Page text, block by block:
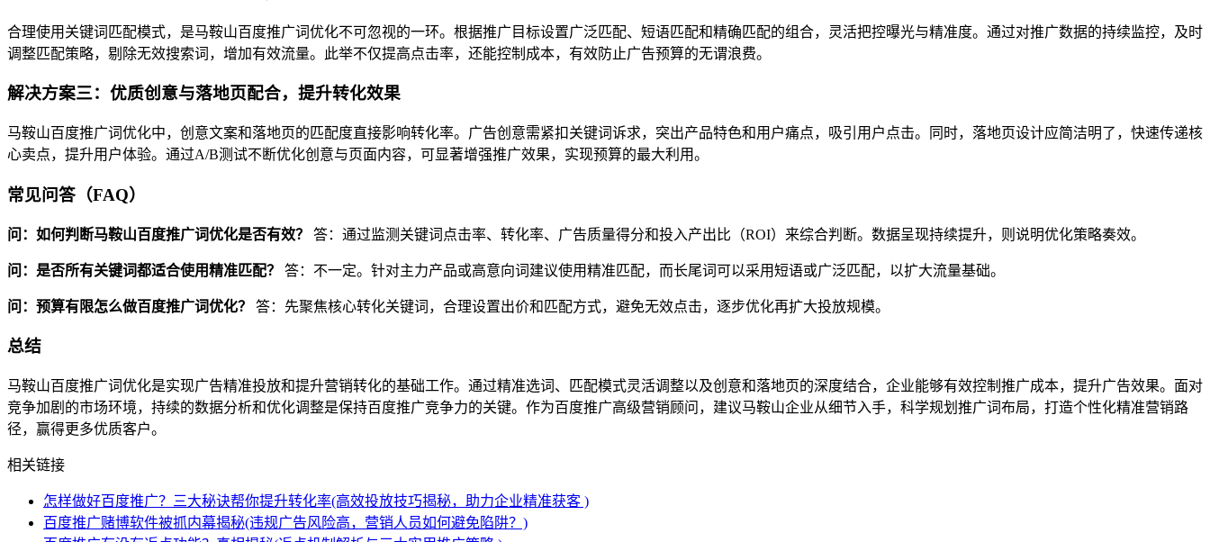
合理使用关键词匹配模式，是马鞍山百度推广词优化不可忽视的一环。根据推广目标设置广泛匹配、短语匹配和精确匹配的组合，灵活把控曝光与精准度。通过对推广数据的持续监控，及时
调整匹配策略，剔除无效搜索词，增加有效流量。此举不仅提高点击率，还能控制成本，有效防止广告预算的无谓浪费。
解决方案三：优质创意与落地页配合，提升转化效果
马鞍山百度推广词优化中，创意文案和落地页的匹配度直接影响转化率。广告创意需紧扣关键词诉求，突出产品特色和用户痛点，吸引用户点击。同时，落地页设计应简洁明了，快速传递核
心卖点，提升用户体验。通过A/B测试不断优化创意与页面内容，可显著增强推广效果，实现预算的最大利用。
常见问答（FAQ）
问：如何判断马鞍山百度推广词优化是否有效？ 答：通过监测关键词点击率、转化率、广告质量得分和投入产出比（ROI）来综合判断。数据呈现持续提升，则说明优化策略奏效。
问：是否所有关键词都适合使用精准匹配？ 答：不一定。针对主力产品或高意向词建议使用精准匹配，而长尾词可以采用短语或广泛匹配，以扩大流量基础。
问：预算有限怎么做百度推广词优化？ 答：先聚焦核心转化关键词，合理设置出价和匹配方式，避免无效点击，逐步优化再扩大投放规模。
总结
马鞍山百度推广词优化是实现广告精准投放和提升营销转化的基础工作。通过精准选词、匹配模式灵活调整以及创意和落地页的深度结合，企业能够有效控制推广成本，提升广告效果。面对
竞争加剧的市场环境，持续的数据分析和优化调整是保持百度推广竞争力的关键。作为百度推广高级营销顾问，建议马鞍山企业从细节入手，科学规划推广词布局，打造个性化精准营销路
径，赢得更多优质客户。
相关链接
怎样做好百度推广？三大秘诀帮你提升转化率(高效投放技巧揭秘，助力企业精准获客 )
百度推广赌博软件被抓内幕揭秘(违规广告风险高，营销人员如何避免陷阱？)